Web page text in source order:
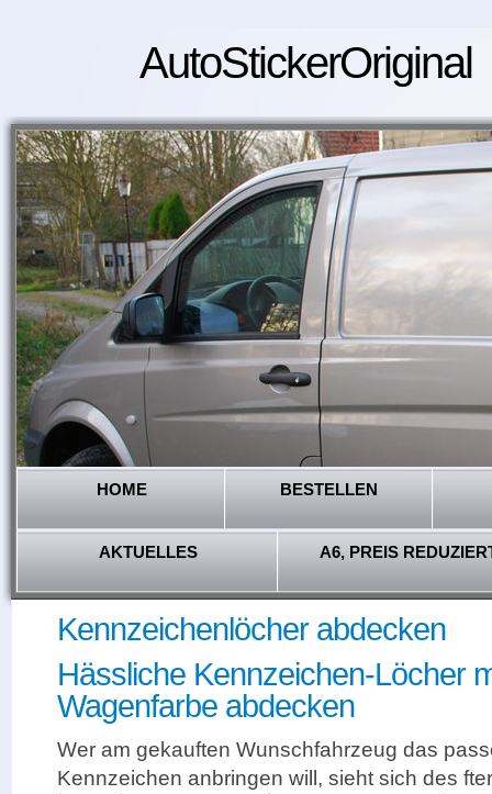
AutoStickerOriginal
HOME BESTELLEN
AKTUELLES A6, PREIS
Kennzeichenlöcher abdecken
Hässliche Kennzeichen-Löcher
Wagenfarbe abdecken
Wer am gekauften Wunschfahrzeug das
Kennzeichen anbringen will, sieht sich des